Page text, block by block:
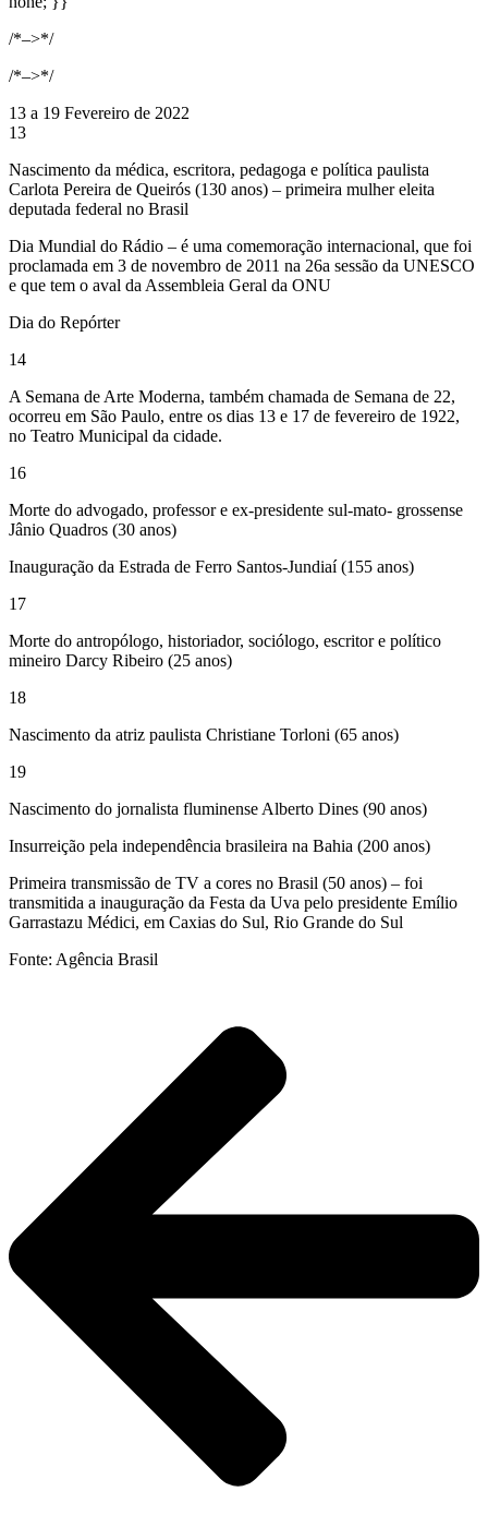
/*–>*/
/*–>*/
13 a 19 Fevereiro de 2022
13
Nascimento da médica, escritora, pedagoga e política paulista
Carlota Pereira de Queirós (130 anos) – primeira mulher eleita
deputada federal no Brasil
Dia Mundial do Rádio – é uma comemoração internacional, que foi
proclamada em 3 de novembro de 2011 na 26a sessão da UNESCO
e que tem o aval da Assembleia Geral da ONU
Dia do Repórter
14
A Semana de Arte Moderna, também chamada de Semana de 22,
ocorreu em São Paulo, entre os dias 13 e 17 de fevereiro de 1922,
no Teatro Municipal da cidade.
16
Morte do advogado, professor e ex-presidente sul-mato- grossense
Jânio Quadros (30 anos)
Inauguração da Estrada de Ferro Santos-Jundiaí (155 anos)
17
Morte do antropólogo, historiador, sociólogo, escritor e político
mineiro Darcy Ribeiro (25 anos)
18
Nascimento da atriz paulista Christiane Torloni (65 anos)
19
Nascimento do jornalista fluminense Alberto Dines (90 anos)
Insurreição pela independência brasileira na Bahia (200 anos)
Primeira transmissão de TV a cores no Brasil (50 anos) – foi
transmitida a inauguração da Festa da Uva pelo presidente Emílio
Garrastazu Médici, em Caxias do Sul, Rio Grande do Sul
Fonte: Agência Brasil